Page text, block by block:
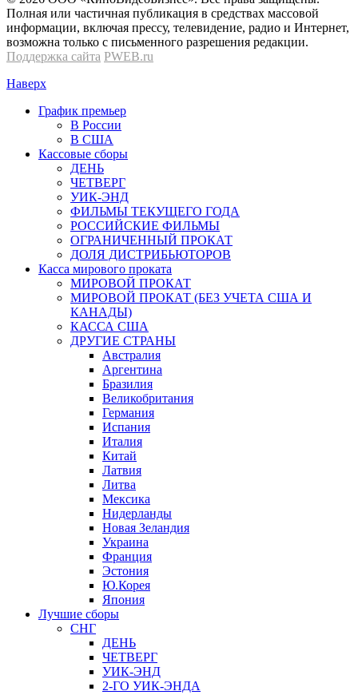
Полная или частичная публикация в средствах массовой
информации, включая прессу, телевидение, радио и Интернет,
возможна только с письменного разрешения редакции.
Поддержка сайта PWEB.ru
Наверх
График премьер
В России
В США
Кассовые сборы
ДЕНЬ
ЧЕТВЕРГ
УИК-ЭНД
ФИЛЬМЫ ТЕКУЩЕГО ГОДА
РОССИЙСКИЕ ФИЛЬМЫ
ОГРАНИЧЕННЫЙ ПРОКАТ
ДОЛЯ ДИСТРИБЬЮТОРОВ
Касса мирового проката
МИРОВОЙ ПРОКАТ
МИРОВОЙ ПРОКАТ (БЕЗ УЧЕТА США И
КАНАДЫ)
КАССА США
ДРУГИЕ СТРАНЫ
Австралия
Аргентина
Бразилия
Великобритания
Германия
Испания
Италия
Китай
Латвия
Литва
Мексика
Нидерланды
Новая Зеландия
Украина
Франция
Эстония
Ю.Корея
Япония
Лучшие сборы
СНГ
ДЕНЬ
ЧЕТВЕРГ
УИК-ЭНД
2-ГО УИК-ЭНДА